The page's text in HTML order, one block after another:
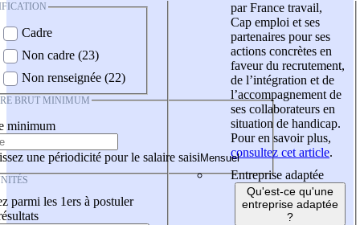
Cadre
Non cadre (23)
Non renseignée (22)
BRUT MINIMUM
minimum
une périodicité pour le salaire saisi
parmi les 1ers à postuler
par France travail,
Cap emploi et ses
partenaires pour ses
actions concrètes en
faveur du recrutement,
de l’intégration et de
l’accompagnement de
ses collaborateurs en
situation de handicap.
Pour en savoir plus,
consultez cet article.
Entreprise adaptée
Qu'est-ce qu'une
entreprise adaptée
?